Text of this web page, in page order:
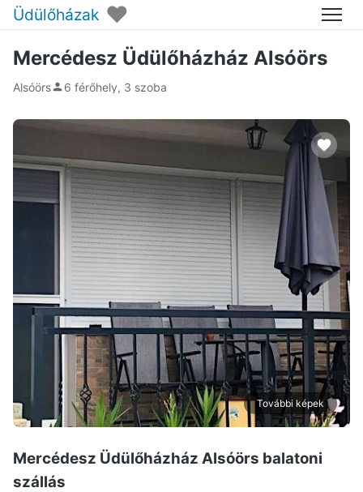
Üdülőházak ♥ Menü
Mercédesz Üdülőházház Alsóörs
Alsóörs 6 férőhely, 3 szoba
További képek
Mercédesz Üdülőházház Alsóörs balatoni
szállás